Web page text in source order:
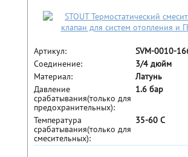
Артикул:
SVM-0010-
Соединение:
3/4 дюйм
Материал:
Латунь
Давление
срабатывания(только для
предохранительных):
1.6 бар
Температура
срабатывания(только для
смесительных):
35-60 С